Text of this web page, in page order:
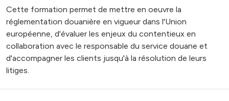
Cette formation permet de mettre en oeuvre la
réglementation douanière en vigueur dans l'Union
européenne, d'évaluer les enjeux du contentieux en
collaboration avec le responsable du service douane et
d'accompagner les clients jusqu'à la résolution de leurs
litiges.